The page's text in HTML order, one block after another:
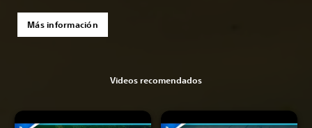
Más información
Videos recomendados